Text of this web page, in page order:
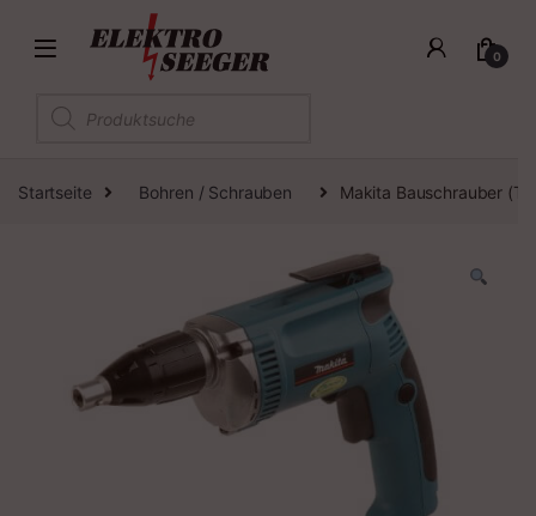
0
Products search
Startseite Bohren / Schrauben Makita Bauschrauber